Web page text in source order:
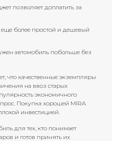
позволяет доплатить за
более простой и дешевый
автомобиль побольше без
что качественные экземпляры
на ввоз старых
экономичного
Покупка хорошей MIRA
инвестицией.
для тех, кто понимает
и готов принять их